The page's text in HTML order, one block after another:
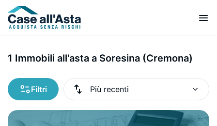
1 Immobili all'asta a Soresina (Cremona)
Filtri